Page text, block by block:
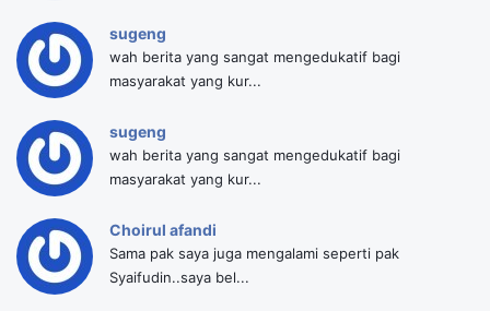
sugeng
wah berita yang sangat mengedukatif bagi
masyarakat yang kur...
sugeng
wah berita yang sangat mengedukatif bagi
masyarakat yang kur...
Choirul afandi
Sama pak saya juga mengalami seperti pak
Syaifudin..saya bel...